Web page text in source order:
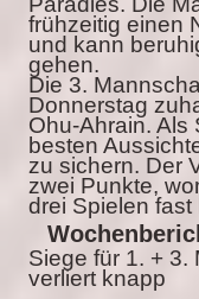
frühzeitig einen
und kann
gehen.
Die 3.
Donnerstag
Ohu-Ahrain. Als
besten
zu sichern. Der
zwei Punkte,
drei Spielen
Siege für 1. + 3.
verliert knapp